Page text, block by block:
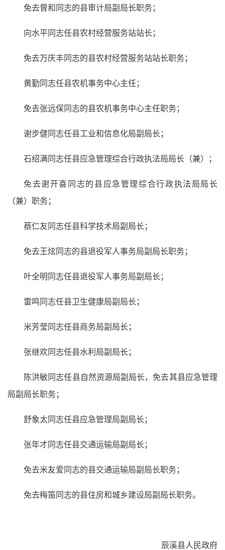
免去曾和同志的县审计局副局长职务；
向水平同志任县农村经营服务站站长；
免去万庆丰同志的县农村经营服务站站长职务；
黄勤同志任县农机事务中心主任；
免去张远保同志的县农机事务中心主任职务；
谢步健同志任县工业和信息化局副局长；
石绍满同志任县应急管理综合行政执法局局长（兼）；
免去谢开喜同志的县应急管理综合行政执法局局长
（兼）职务；
蔡仁友同志任县科学技术局副局长；
免去王炫同志的县退役军人事务局副局长职务；
叶全明同志任县退役军人事务局副局长；
雷鸣同志任县卫生健康局副局长；
米芳莹同志任县商务局副局长；
张继欢同志任县水利局副局长；
陈洪敏同志任县自然资源局副局长，免去其县应急管理
局副局长职务；
舒象太同志任县应急管理局副局长；
张年才同志任县交通运输局副局长；
免去米友爱同志的县交通运输局副局长职务；
免去梅笛同志的县住房和城乡建设局副局长职务。
辰溪县人民政府